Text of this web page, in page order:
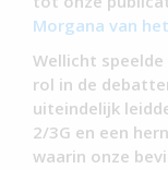
Morgana van
Wellicht
rol in de
uiteindelijk
2/3G en een
waarin onze